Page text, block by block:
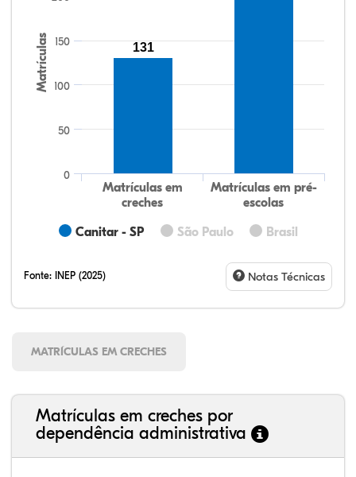
Matrículas
Canitar - SP São Paulo Brasil
Matrículas em
creches
Matrículas em pré-
escolas
0
50
100
150 131
Fonte: INEP (2025) Notas Técnicas
MATRÍCULAS EM CRECHES
Matrículas em creches por
dependência administrativa